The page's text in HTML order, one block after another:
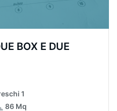
BOX E DUE
1
86 Mq